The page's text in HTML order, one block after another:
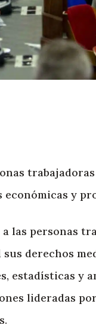
y
a las personas
derechos
estadísticas y
lideradas